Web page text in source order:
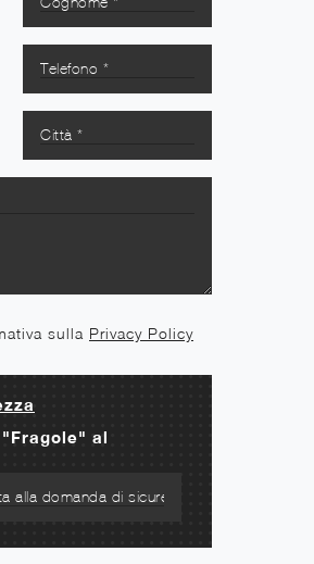
sulla Privacy Policy
al